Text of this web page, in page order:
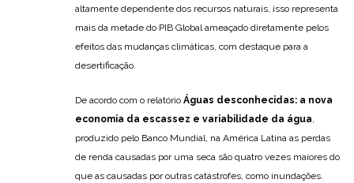
altamente dependente dos recursos naturais, isso representa
mais da metade do PIB Global ameaçado diretamente pelos
efeitos das mudanças climáticas, com destaque para a
desertificação.
De acordo com o relatório Águas desconhecidas: a nova
economia da escassez e variabilidade da água,
produzido pelo Banco Mundial, na América Latina as perdas
de renda causadas por uma seca são quatro vezes maiores do
que as causadas por outras catástrofes, como inundações.